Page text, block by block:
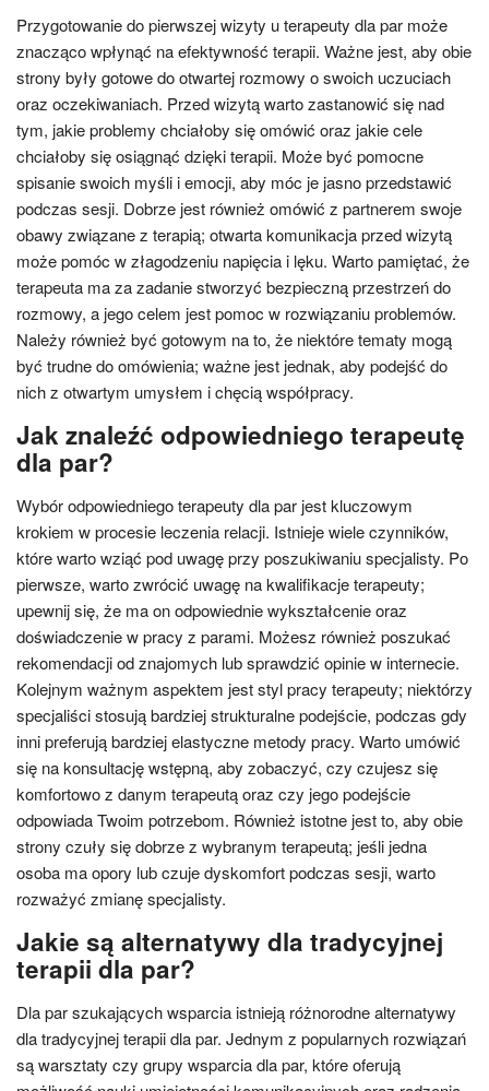
Przygotowanie do pierwszej wizyty u terapeuty dla par może
znacząco wpłynąć na efektywność terapii. Ważne jest, aby obie
strony były gotowe do otwartej rozmowy o swoich uczuciach
oraz oczekiwaniach. Przed wizytą warto zastanowić się nad
tym, jakie problemy chciałoby się omówić oraz jakie cele
chciałoby się osiągnąć dzięki terapii. Może być pomocne
spisanie swoich myśli i emocji, aby móc je jasno przedstawić
podczas sesji. Dobrze jest również omówić z partnerem swoje
obawy związane z terapią; otwarta komunikacja przed wizytą
może pomóc w złagodzeniu napięcia i lęku. Warto pamiętać, że
terapeuta ma za zadanie stworzyć bezpieczną przestrzeń do
rozmowy, a jego celem jest pomoc w rozwiązaniu problemów.
Należy również być gotowym na to, że niektóre tematy mogą
być trudne do omówienia; ważne jest jednak, aby podejść do
nich z otwartym umysłem i chęcią współpracy.
Jak znaleźć odpowiedniego terapeutę
dla par?
Wybór odpowiedniego terapeuty dla par jest kluczowym
krokiem w procesie leczenia relacji. Istnieje wiele czynników,
które warto wziąć pod uwagę przy poszukiwaniu specjalisty. Po
pierwsze, warto zwrócić uwagę na kwalifikacje terapeuty;
upewnij się, że ma on odpowiednie wykształcenie oraz
doświadczenie w pracy z parami. Możesz również poszukać
rekomendacji od znajomych lub sprawdzić opinie w internecie.
Kolejnym ważnym aspektem jest styl pracy terapeuty; niektórzy
specjaliści stosują bardziej strukturalne podejście, podczas gdy
inni preferują bardziej elastyczne metody pracy. Warto umówić
się na konsultację wstępną, aby zobaczyć, czy czujesz się
komfortowo z danym terapeutą oraz czy jego podejście
odpowiada Twoim potrzebom. Również istotne jest to, aby obie
strony czuły się dobrze z wybranym terapeutą; jeśli jedna
osoba ma opory lub czuje dyskomfort podczas sesji, warto
rozważyć zmianę specjalisty.
Jakie są alternatywy dla tradycyjnej
terapii dla par?
Dla par szukających wsparcia istnieją różnorodne alternatywy
dla tradycyjnej terapii dla par. Jednym z popularnych rozwiązań
są warsztaty czy grupy wsparcia dla par, które oferują